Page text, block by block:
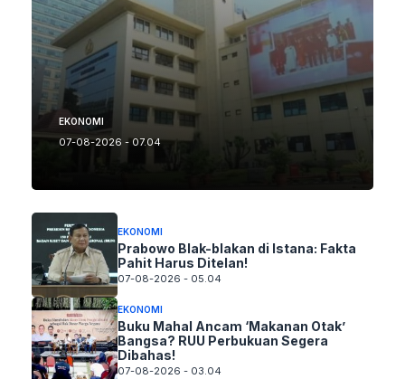
EKONOMI
07-08-2026 - 07.04
EKONOMI
Prabowo Blak-blakan di Istana: Fakta
Pahit Harus Ditelan!
07-08-2026 - 05.04
EKONOMI
Buku Mahal Ancam ‘Makanan Otak’
Bangsa? RUU Perbukuan Segera
Dibahas!
07-08-2026 - 03.04